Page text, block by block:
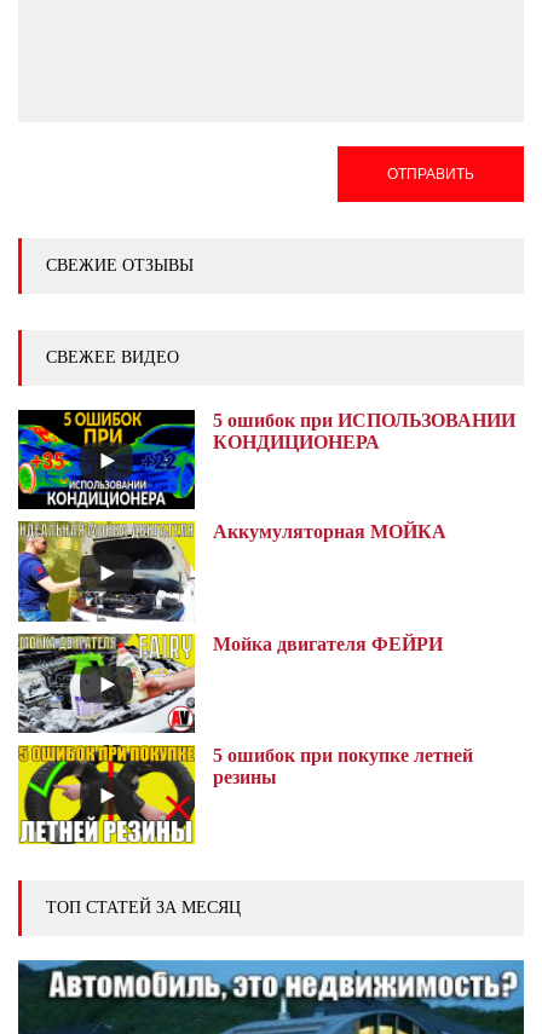
ОТПРАВИТЬ
СВЕЖИЕ ОТЗЫВЫ
СВЕЖЕЕ ВИДЕО
5 ошибок при ИСПОЛЬЗОВАНИИ
КОНДИЦИОНЕРА
Аккумуляторная МОЙКА
Мойка двигателя ФЕЙРИ
5 ошибок при покупке летней
резины
ТОП СТАТЕЙ ЗА МЕСЯЦ